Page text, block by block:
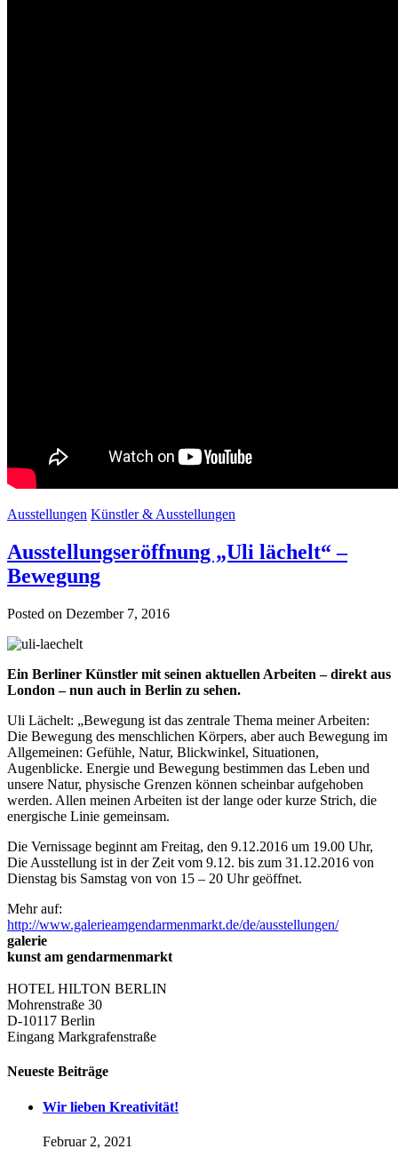
Ausstellungen Künstler & Ausstellungen
Ausstellungseröffnung „Uli lächelt“ –
Bewegung
Posted on Dezember 7, 2016
Ein Berliner Künstler mit seinen aktuellen Arbeiten – direkt aus
London –nun auch in Berlin zu sehen.
Uli Lächelt: „Bewegung ist das zentrale Thema meiner Arbeiten:
Die Bewegung des menschlichen Körpers, aber auch Bewegung im
Allgemeinen: Gefühle, Natur, Blickwinkel, Situationen,
Augenblicke. Energie und Bewegung bestimmen das Leben und
unsere Natur, physische Grenzen können scheinbar aufgehoben
werden. Allen meinen Arbeiten ist der lange oder kurze Strich, die
energische Linie gemeinsam.
Die Vernissage beginnt am Freitag, den 9.12.2016 um 19.00 Uhr,
Die Ausstellung ist in der Zeit vom 9.12. bis zum 31.12.2016 von
Dienstag bis Samstag von von 15 – 20 Uhr geöffnet.
Mehr auf:
http://www.galerieamgendarmenmarkt.de/de/ausstellungen/
galerie
kunst am gendarmenmarkt
HOTEL HILTON BERLIN
Mohrenstraße 30
D-10117 Berlin
Eingang Markgrafenstraße
Neueste Beiträge
Wir lieben Kreativität!
Februar 2, 2021